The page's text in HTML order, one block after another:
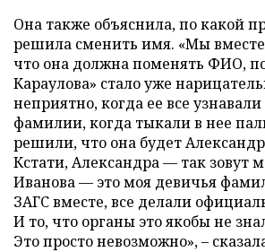
Она также объяснила, по какой
решила сменить имя. «Мы
что она должна поменять ФИО,
Караулова» стало уже
неприятно, когда ее все
фамилии, когда тыкали в нее
решили, что она будет
Кстати, Александра — так зовут
Иванова — это моя девичья
ЗАГС вместе, все делали
И то, что органы это якобы не
Это просто невозможно», –